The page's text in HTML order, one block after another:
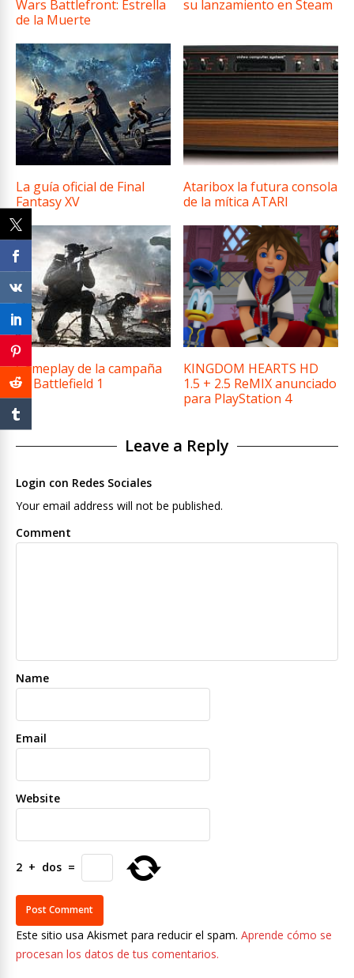
Wars Battlefront: Estrella
de la Muerte
su lanzamiento en Steam
La guía oficial de Final
Fantasy XV
Ataribox la futura consola
de la mítica ATARI
Gameplay de la campaña
de Battlefield 1
KINGDOM HEARTS HD
1.5 + 2.5 ReMIX anunciado
para PlayStation 4
Leave a Reply
Login con Redes Sociales
Your email address will not be published.
Comment
Name
Email
Website
2 + dos =
Este sitio usa Akismet para reducir el spam. Aprende cómo se
procesan los datos de tus comentarios.